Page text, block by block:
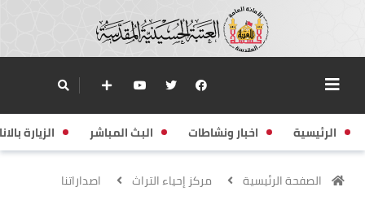
الرئيسية اخبار ونشاطات البث المباشر الزيارة
الصفحة الرئيسية مركز إحياء التراث اصداراتنا